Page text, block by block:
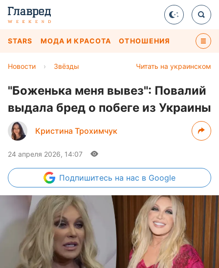
STARS МОДА И КРАСОТА ОТНОШЕНИЯ
Читать на украинском
Новости › Звёзды
"Боженька меня вывез": Повалий
выдала бред о побеге из Украины
Кристина Трохимчук
24 апреля 2026, 14:07
Подпишитесь на нас в Google